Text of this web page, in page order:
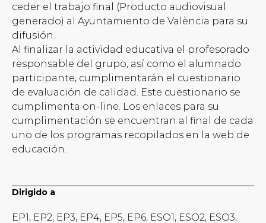
ceder el trabajo final (Producto audiovisual
generado) al Ayuntamiento de València para su
difusión.
Al finalizar la actividad educativa el profesorado
responsable del grupo, así como el alumnado
participante, cumplimentarán el cuestionario
de evaluación de calidad. Este cuestionario se
cumplimenta on-line. Los enlaces para su
cumplimentación se encuentran al final de cada
uno de los programas recopilados en la web de
educación.
Dirigido a
EP1, EP2, EP3, EP4, EP5, EP6, ESO1, ESO2, ESO3,